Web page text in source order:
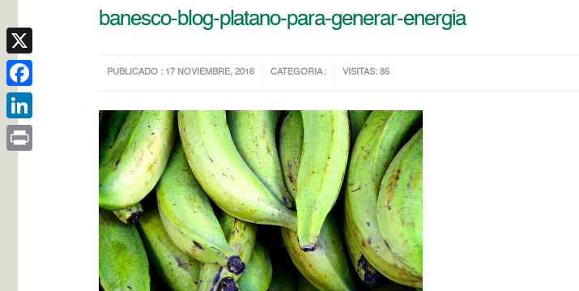
banesco-blog-platano-para-generar-energia
PUBLICADO : 17 NOVIEMBRE, 2016 CATEGORIA : VISITAS: 85
X
Facebook
LinkedIn